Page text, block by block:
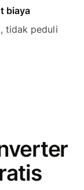
biaya
tidak peduli